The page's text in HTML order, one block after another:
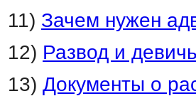
11) Зачем нужен
12) Развод и
13) Документы о